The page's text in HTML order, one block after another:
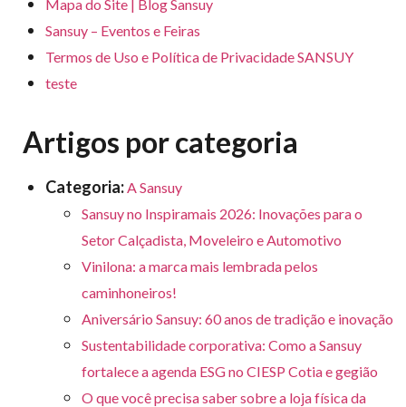
gratuitos
premiações
eventos
soluções
agronegócio
barracas
de
feira
comunicação
visual
offshore
piscinas
mercado
automotivo
calçados,
epi's
lonas
multiúso
Transporte
e logística
armazenagem
vida
de
caminhoneiro
Mapa do Site | Blog Sansuy
Sansuy – Eventos e Feiras
Termos de Uso e Política de Privacidade SANSUY
teste
Artigos por categoria
Categoria:A Sansuy
Sansuy no Inspiramais 2026: Inovações para o
Setor Calçadista, Moveleiro e Automotivo
Vinilona: a marca mais lembrada pelos
caminhoneiros!
Aniversário Sansuy: 60 anos de tradição e inovação
Sustentabilidade corporativa: Como a Sansuy
fortalece a agenda ESG no CIESP Cotia e gegião
O que você precisa saber sobre a loja física da